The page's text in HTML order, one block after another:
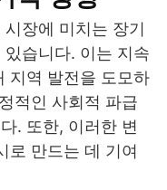
장에 미치는 장기
습니다. 이는 지속
지역 발전을 도모하
적인 사회적 파급
. 또한, 이러한 변
로 만드는 데 기여